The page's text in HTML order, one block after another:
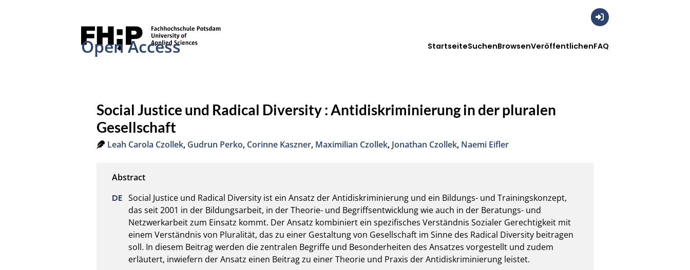
Open Access StartseiteSuchenBrowsenVeröffentlichenFAQ
Social Justice und Radical Diversity : Antidiskriminierung in der pluralen
Gesellschaft
Leah Carola Czollek, Gudrun Perko, Corinne Kaszner, Maximilian Czollek, Jonathan Czollek, Naemi Eifler
Social Justice und Radical Diversity ist ein Ansatz der Antidiskriminierung und ein Bildungs- und Trainingskonzept,
das seit 2001 in der Bildungsarbeit, in der Theorie- und Begriffsentwicklung wie auch in der Beratungs- und
Netzwerkarbeit zum Einsatz kommt. Der Ansatz kombiniert ein spezifisches Verständnis Sozialer Gerechtigkeit mit
einem Verständnis von Pluralität, das zu einer Gestaltung von Gesellschaft im Sinne des Radical Diversity beitragen
soll. In diesem Beitrag werden die zentralen Begriffe und Besonderheiten des Ansatzes vorgestellt und zudem
erläutert, inwiefern der Ansatz einen Beitrag zu einer Theorie und Praxis der Antidiskriminierung leistet.